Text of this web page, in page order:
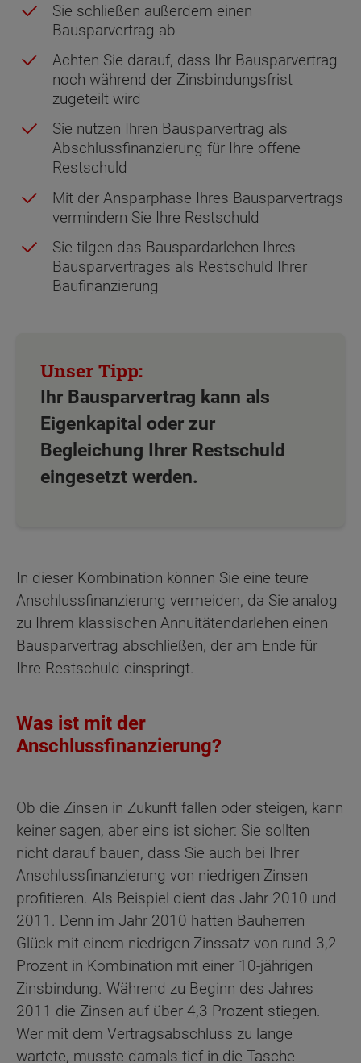
Sie schließen außerdem einen
Bausparvertrag ab
Achten Sie darauf, dass Ihr Bausparvertrag
noch während der Zinsbindungsfrist
zugeteilt wird
Sie nutzen Ihren Bausparvertrag als
Abschlussfinanzierung für Ihre offene
Restschuld
Mit der Ansparphase Ihres Bausparvertrags
vermindern Sie Ihre Restschuld
Sie tilgen das Bauspardarlehen Ihres
Bausparvertrages als Restschuld Ihrer
Baufinanzierung
Ihr Bausparvertrag kann als
Eigenkapital oder zur
Begleichung Ihrer Restschuld
eingesetzt werden.
In dieser Kombination können Sie eine teure
Anschlussfinanzierung vermeiden, da Sie analog
zu Ihrem klassischen Annuitätendarlehen einen
Bausparvertrag abschließen, der am Ende für
Ihre Restschuld einspringt.
Was ist mit der
Anschlussfinanzierung?
Ob die Zinsen in Zukunft fallen oder steigen, kann
keiner sagen, aber eins ist sicher: Sie sollten
nicht darauf bauen, dass Sie auch bei Ihrer
Anschlussfinanzierung von niedrigen Zinsen
profitieren. Als Beispiel dient das Jahr 2010 und
2011. Denn im Jahr 2010 hatten Bauherren
Glück mit einem niedrigen Zinssatz von rund 3,2
Prozent in Kombination mit einer 10-jährigen
Zinsbindung. Während zu Beginn des Jahres
2011 die Zinsen auf über 4,3 Prozent stiegen.
Wer mit dem Vertragsabschluss zu lange
wartete, musste damals tief in die Tasche